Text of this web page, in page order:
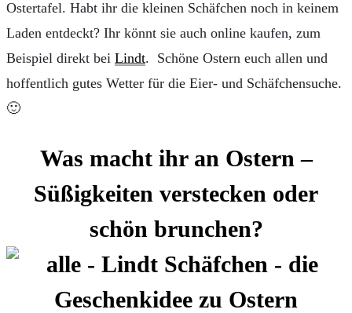
Ostertafel. Habt ihr die kleinen Schäfchen noch in keinem
Laden entdeckt? Ihr könnt sie auch online kaufen, zum
Beispiel direkt bei Lindt. Schöne Ostern euch allen und
hoffentlich gutes Wetter für die Eier- und Schäfchensuche.
🙂
Was macht ihr an Ostern –
Süßigkeiten verstecken oder
schön brunchen?